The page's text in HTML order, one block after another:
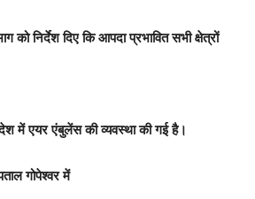
को निर्देश दिए कि आपदा प्रभावित सभी क्षेत्रों
में एयर एंबुलेंस की व्यवस्था की गई है।
गोपेश्वर में